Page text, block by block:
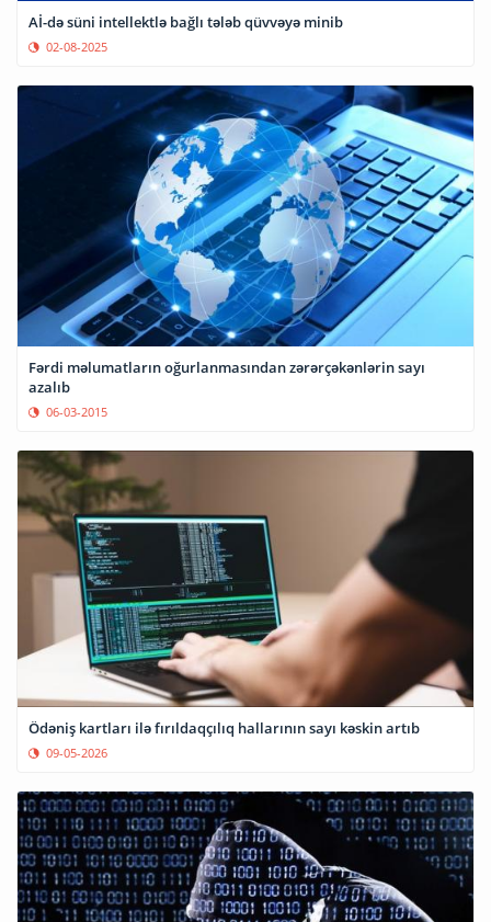
Aİ-də süni intellektlə bağlı tələb qüvvəyə minib
02-08-2025
Fərdi məlumatların oğurlanmasından zərərçəkənlərin sayı
azalıb
06-03-2015
Ödəniş kartları ilə fırıldaqçılıq hallarının sayı kəskin artıb
09-05-2026